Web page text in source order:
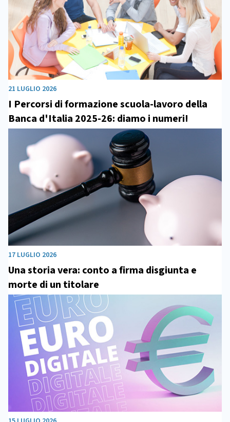
21 LUGLIO 2026
I Percorsi di formazione scuola-lavoro della
Banca d'Italia 2025-26: diamo i numeri!
17 LUGLIO 2026
Una storia vera: conto a firma disgiunta e
morte di un titolare